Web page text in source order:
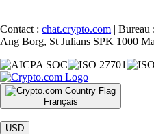
Contact : chat.crypto.com |
Ang Borg, St Julians SPK 1000
Français
|
USD